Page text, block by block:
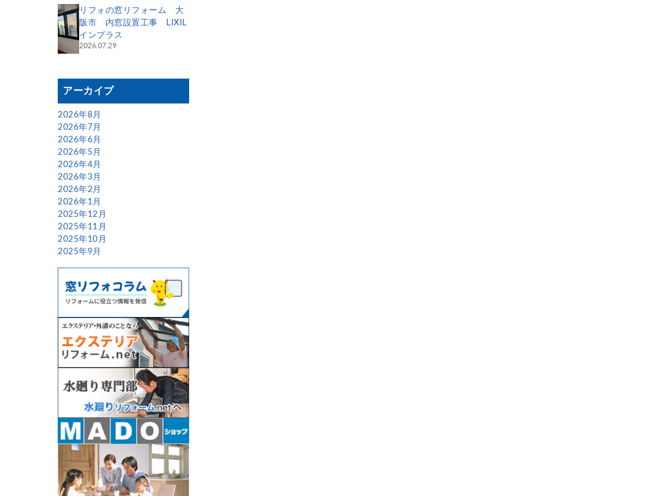
リフォの窓リフォーム 大
阪市 内窓設置工事 LIXIL
インプラス
2026.07.29
アーカイブ
2026年8月
2026年7月
2026年6月
2026年5月
2026年4月
2026年3月
2026年2月
2026年1月
2025年12月
2025年11月
2025年10月
2025年9月